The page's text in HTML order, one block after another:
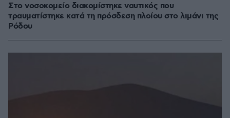
Στο νοσοκομείο διακομίστηκε ναυτικός που
τραυματίστηκε κατά τη πρόσδεση πλοίου στο λιμάνι της
Ρόδου